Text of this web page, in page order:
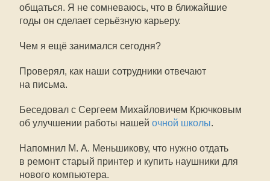
общаться. Я не сомневаюсь, что в ближайшие
годы он сделает серьёзную карьеру.
Чем я ещё занимался сегодня?
Проверял, как наши сотрудники отвечают
на письма.
Беседовал с Сергеем Михайловичем Крючковым
об улучшении работы нашей очной школы.
Напомнил М. А. Меньшикову, что нужно отдать
в ремонт старый принтер и купить наушники для
нового компьютера.